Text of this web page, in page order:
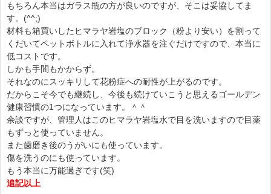
もちろん本当はガラス瓶の方が良いのですが、そこは妥協してま
す。(^^;)
材料も箱買いしたヒマラヤ岩塩のブロック（粉より安い）を割って
くだいてペットボトルに入れて浄水器を注ぐだけですので、本当に
低コストです。
しかも手間もかからず。
それなのにスッキリして花粉症への耐性が上がるのです。
だからこそ今でも継続し、今後も続けていこうと思えるゴールデン
健康習慣の1つになっています。＾＾
余談ですが、管理人はこのヒマラヤ岩塩水で目を洗いますので目薬
もずっと使っていません。
また歯磨き後のうがいにも使っています。
傷を洗うのにも使っています。
もう本当に万能過ぎです(笑)
追記以上